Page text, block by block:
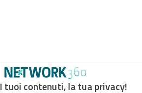
I tuoi contenuti, la tua privacy!